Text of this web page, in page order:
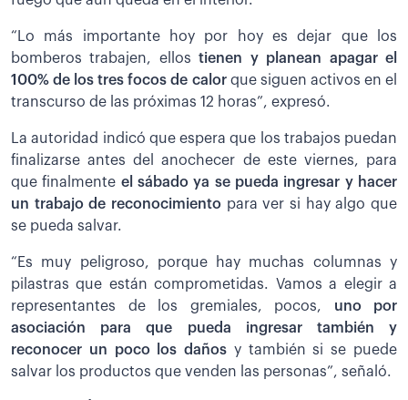
“Lo más importante hoy por hoy es dejar que los
bomberos trabajen, ellostienen y planean apagar el
100% de los tres focos de calorque siguen activos en el
transcurso de las próximas 12 horas”, expresó.
La autoridad indicó que espera que los trabajos puedan
finalizarse antes del anochecer de este viernes, para
que finalmente el sábado ya se pueda ingresar y hacer
un trabajo de reconocimiento para ver si hay algo que
se pueda salvar.
“Es muy peligroso, porque hay muchas columnas y
pilastras que están comprometidas. Vamos a elegir a
representantes de los gremiales, pocos, uno por
asociación para que pueda ingresar también y
reconocer un poco los daños y también si se puede
salvar los productos que venden las personas”, señaló.